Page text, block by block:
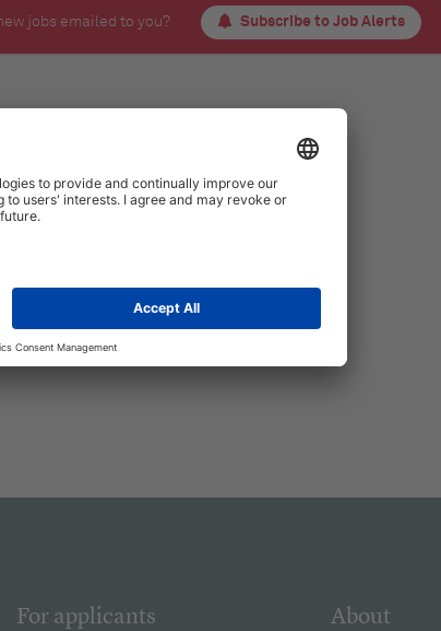
jobs emailed to you? Subscribe to Job Alerts
For applicants About